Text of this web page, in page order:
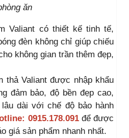
ăn
Valiant có thiết kế tinh tế,
đèn không chỉ giúp chiếu
không gian trần thêm đẹp,
thả Valiant được nhập khẩu
đảm bảo, độ bền đẹp cao,
dài với chế độ bảo hành
0915.178.091 để được
giá sản phẩm nhanh nhất.